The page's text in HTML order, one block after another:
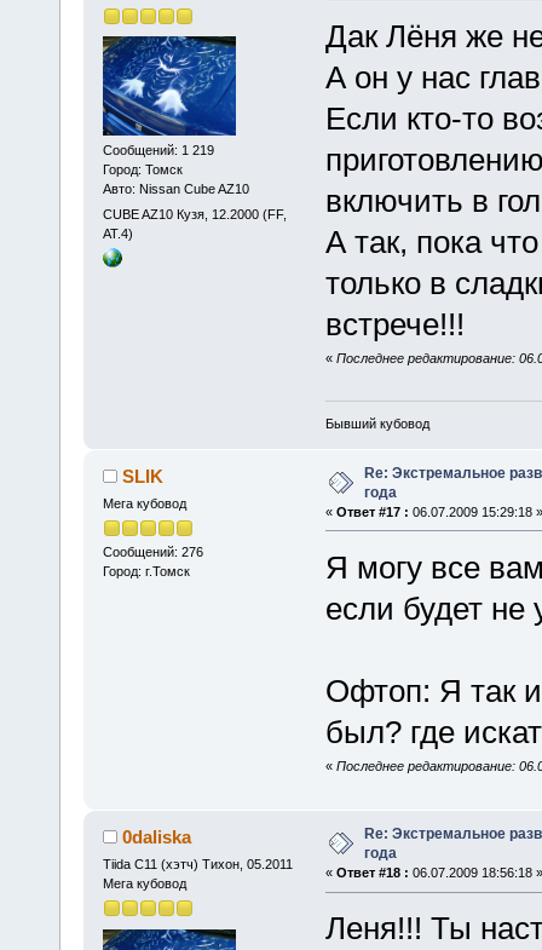
Сообщений: 1 219
Город: Томск
Авто: Nissan Cube AZ10
CUBE AZ10 Кузя, 12.2000 (FF,
АТ.4)
Дак Лёня же
А он у нас
Если кто-то
включить в
А так, пока
только в
встрече!!!
« Последнее редактирование:
Бывший кубовод
SLIK
Мега кубовод
Сообщений: 276
Город: г.Томск
Re: Экстремальное
года
« Ответ #17 : 06.07.2009 15:29:18 »
Я могу все
если будет не
Офтоп: Я так
был? где
« Последнее редактирование:
0daliska
Tiida C11 (хэтч) Тихон, 05.2011
Мега кубовод
Re: Экстремальное
года
« Ответ #18 : 06.07.2009 18:56:18 »
Леня!!! Ты